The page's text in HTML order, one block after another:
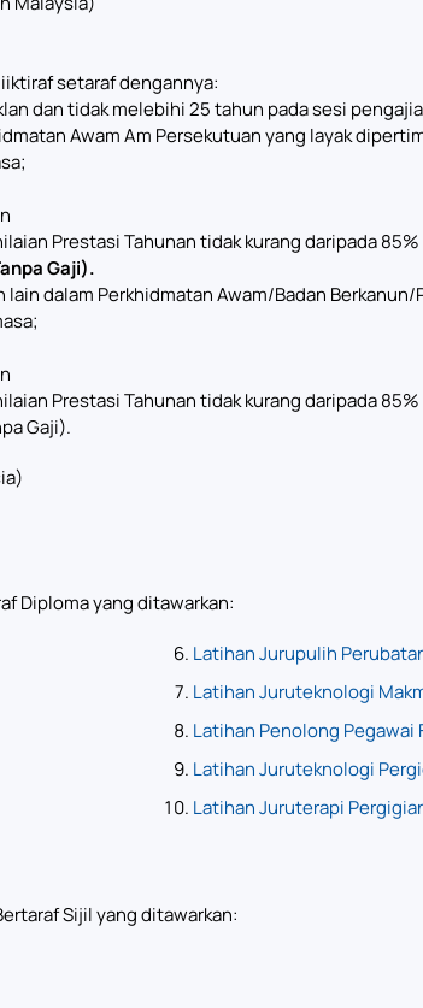
setaraf dengannya:
dan tidak melebihi 25 tahun pada sesi
Awam Am Persekutuan yang layak
Prestasi Tahunan tidak kurang daripada
Gaji).
dalam Perkhidmatan Awam/Badan Berkanun/
Prestasi Tahunan tidak kurang daripada
Gaji).
Diploma yang ditawarkan:
Latihan Jurupulih
Latihan Juruteknologi
Latihan Penolong Pegawai
Latihan Juruteknologi
Latihan Juruterapi
Sijil yang ditawarkan: